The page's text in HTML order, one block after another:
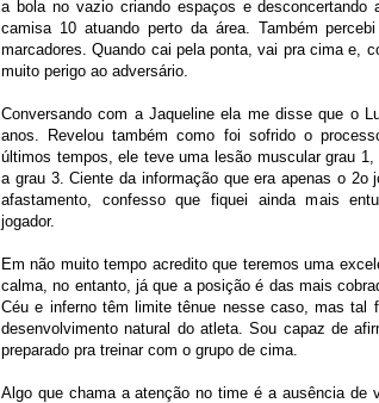
a bola no vazio criando espaços e desconcertando
camisa 10 atuando perto da área. Também
marcadores. Quando cai pela ponta, vai pra cima e,
muito perigo ao adversário.
Conversando com a Jaqueline ela me disse que o
anos. Revelou também como foi sofrido o
últimos tempos, ele teve uma lesão muscular grau
a grau 3. Ciente da informação que era apenas o 2o
afastamento, confesso que fiquei ainda mais
jogador.
Em não muito tempo acredito que teremos uma
calma, no entanto, já que a posição é das mais
Céu e inferno têm limite tênue nesse caso, mas tal
desenvolvimento natural do atleta. Sou capaz de
preparado pra treinar com o grupo de cima.
Algo que chama a atenção no time é a ausência de